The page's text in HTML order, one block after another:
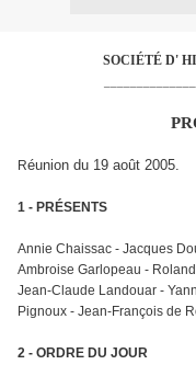
SOCIÉTÉ D'
Réunion du 19 août 2005.
1 - PRÉSENTS
Annie Chaissac - Jacques
Ambroise Garlopeau -
Jean-Claude Landouar -
Pignoux - Jean-François de
2 - ORDRE DU JOUR